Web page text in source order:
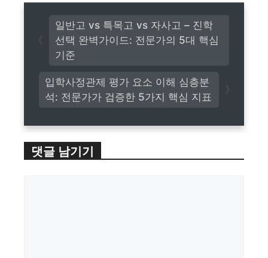
입학사정관제 평가 요소 이해 심층분
석: 전문가가 검증한 5가지 핵심 지표
일반고 vs 특목고 vs 자사고 – 진학
선택 완벽가이드: 전문가의 5대 핵심
기준
댓글 남기기